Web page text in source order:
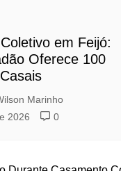
em Feijó:
Oferece 100
Marinho
2026
0